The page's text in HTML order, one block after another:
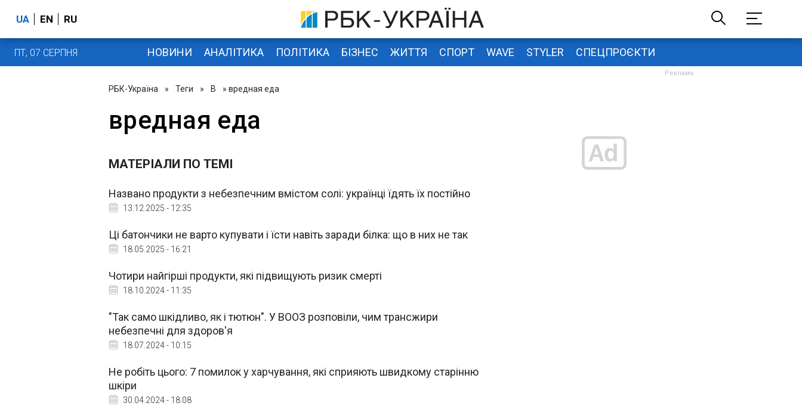
UA EN RU
ПТ, 07 СЕРПНЯ НОВИНИ АНАЛІТИКА ПОЛІТИКА БІЗНЕС ЖИТТЯ СПОРТ WAVE STYLER СПЕЦПРОЄКТИ
РБК-Україна » Теги » В » вредная еда
вредная еда
МАТЕРІАЛИ ПО ТЕМІ
Названо продукти з небезпечним вмістом солі: українці їдять їх постійно
13.12.2025 - 12:35
Ці батончики не варто купувати і їсти навіть заради білка: що в них не так
18.05.2025 - 16:21
Чотири найгірші продукти, які підвищують ризик смерті
18.10.2024 - 11:35
"Так само шкідливо, як і тютюн". У ВООЗ розповіли, чим трансжири
небезпечні для здоров'я
18.07.2024 - 10:15
Не робіть цього: 7 помилок у харчування, які сприяють швидкому старінню
шкіри
30.04.2024 - 18:08